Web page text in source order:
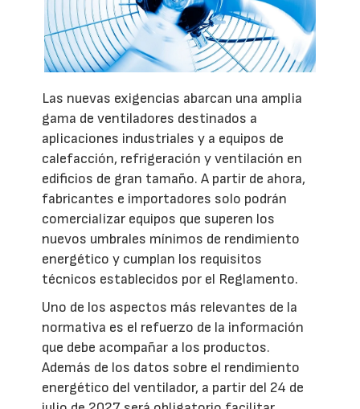
Las nuevas exigencias abarcan una amplia
gama de ventiladores destinados a
aplicaciones industriales y a equipos de
calefacción, refrigeración y ventilación en
edificios de gran tamaño. A partir de ahora,
fabricantes e importadores solo podrán
comercializar equipos que superen los
nuevos umbrales mínimos de rendimiento
energético y cumplan los requisitos
técnicos establecidos por el Reglamento.
Uno de los aspectos más relevantes de la
normativa es el refuerzo de la información
que debe acompañar a los productos.
Además de los datos sobre el rendimiento
energético del ventilador, a partir del 24 de